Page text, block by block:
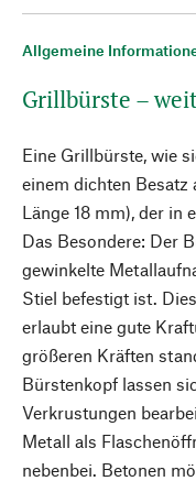
Allgemeine
Grillbürste –
Eine Grillbürste, wie
einem dichten
Länge 18 mm), der in
Das Besondere: Der
gewinkelte
Stiel befestigt ist.
erlaubt eine gute
größeren Kräften
Bürstenkopf lassen
Verkrustungen
Metall als
nebenbei. Betonen